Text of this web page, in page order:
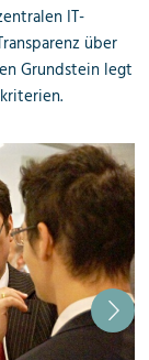
IT-
über
Grundstein legt